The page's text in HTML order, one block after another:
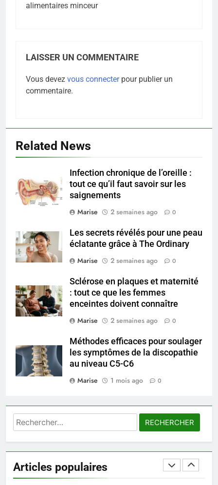
alimentaires minceur
LAISSER UN COMMENTAIRE
Vous devez vous connecterpour publier un
commentaire.
Related News
Infection chronique de l’oreille :
tout ce qu’il faut savoir sur les
saignements
Marise
2 semaines ago 0
Les secrets révélés pour une peau
éclatante grâce à The Ordinary
Marise
2 semaines ago 0
Sclérose en plaques et maternité
: tout ce que les femmes
enceintes doivent connaître
Marise
2 semaines ago 0
Méthodes efficaces pour soulager
les symptômes de la discopathie
au niveau C5-C6
Marise
1 mois ago 0
Rechercher :
Articles populaires
Infection chronique de l’oreille :
tout ce qu’il faut savoir sur les
saignements
SANTÉ
6
peau éclatante grâce à The
Ordinary
SANTÉ
7
Prévenir les chutes chez les
exercices
BIEN ÊTRE
Voyance à La Rochelle : où
sérieux à un tarif juste ?
BIEN ÊTRE
1
reviennent chaque année
MODE